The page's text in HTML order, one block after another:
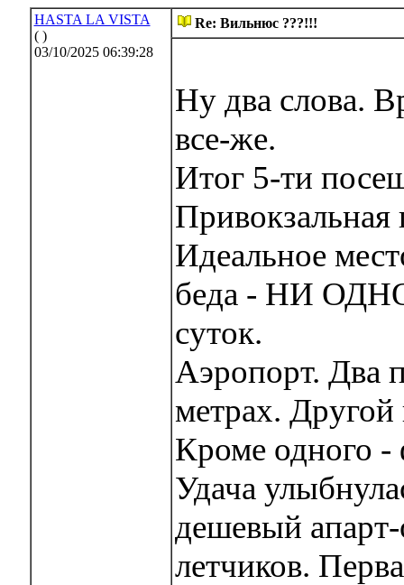
HASTA LA VISTA
( )
03/10/2025 06:39:28
Re: Вильнюс ???!!!
Ну два слова.
все-же.
Итог 5-ти
Идеальное
беда - НИ
суток.
Аэропорт. Два
метрах. Другой
Кроме одного -
Удача
дешевый
летчиков.